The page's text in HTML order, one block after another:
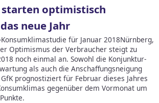
optimistisch
neue Jahr
für Januar 2018Nürnberg,
Optimismus der Verbraucher steigt zu
noch einmal an. Sowohl die Konjunktur-
als auch die Anschaffungsneigung
prognostiziert für Februar dieses Jahres
gegenüber dem Vormonat um